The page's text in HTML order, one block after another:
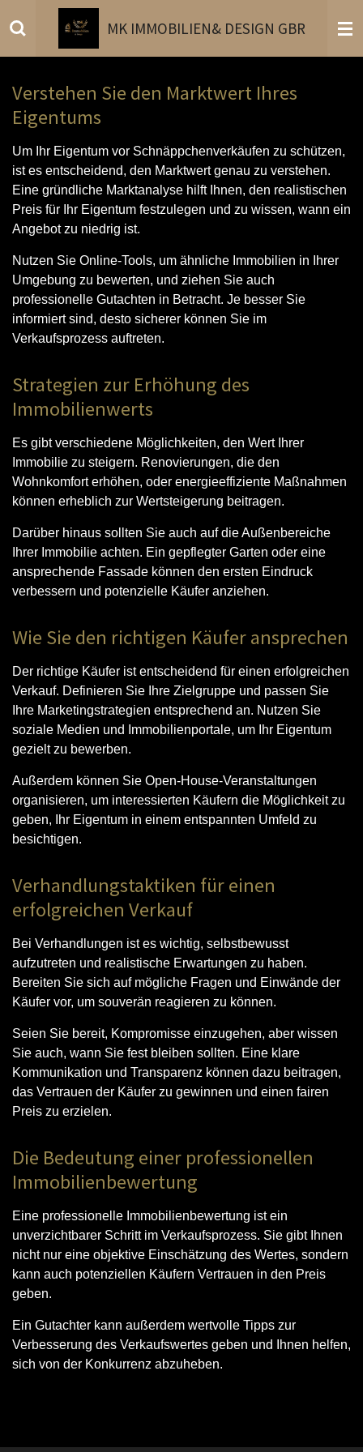
Hauptinhalt
MKIMMOBILIEN& DESIGN GBR
Verstehen Sie den Marktwert Ihres
Eigentums
Um Ihr Eigentum vor Schnäppchenverkäufen zu schützen,
ist es entscheidend, den Marktwert genau zu verstehen.
Eine gründliche Marktanalyse hilft Ihnen, den realistischen
Preis für Ihr Eigentum festzulegen und zu wissen, wann ein
Angebot zu niedrig ist.
Nutzen Sie Online-Tools, um ähnliche Immobilien in Ihrer
Umgebung zu bewerten, und ziehen Sie auch
professionelle Gutachten in Betracht. Je besser Sie
informiert sind, desto sicherer können Sie im
Verkaufsprozess auftreten.
Strategien zur Erhöhung des
Immobilienwerts
Es gibt verschiedene Möglichkeiten, den Wert Ihrer
Immobilie zu steigern. Renovierungen, die den
Wohnkomfort erhöhen, oder energieeffiziente Maßnahmen
können erheblich zur Wertsteigerung beitragen.
Darüber hinaus sollten Sie auch auf die Außenbereiche
Ihrer Immobilie achten. Ein gepflegter Garten oder eine
ansprechende Fassade können den ersten Eindruck
verbessern und potenzielle Käufer anziehen.
Wie Sie den richtigen Käufer ansprechen
Der richtige Käufer ist entscheidend für einen erfolgreichen
Verkauf. Definieren Sie Ihre Zielgruppe und passen Sie
Ihre Marketingstrategien entsprechend an. Nutzen Sie
soziale Medien und Immobilienportale, um Ihr Eigentum
gezielt zu bewerben.
Außerdem können Sie Open-House-Veranstaltungen
organisieren, um interessierten Käufern die Möglichkeit zu
geben, Ihr Eigentum in einem entspannten Umfeld zu
besichtigen.
Verhandlungstaktiken für einen
erfolgreichen Verkauf
Bei Verhandlungen ist es wichtig, selbstbewusst
aufzutreten und realistische Erwartungen zu haben.
Bereiten Sie sich auf mögliche Fragen und Einwände der
Käufer vor, um souverän reagieren zu können.
Seien Sie bereit, Kompromisse einzugehen, aber wissen
Sie auch, wann Sie fest bleiben sollten. Eine klare
Kommunikation und Transparenz können dazu beitragen,
das Vertrauen der Käufer zu gewinnen und einen fairen
Preis zu erzielen.
Die Bedeutung einer professionellen
Immobilienbewertung
Eine professionelle Immobilienbewertung ist ein
unverzichtbarer Schritt im Verkaufsprozess. Sie gibt Ihnen
nicht nur eine objektive Einschätzung des Wertes, sondern
kann auch potenziellen Käufern Vertrauen in den Preis
geben.
Ein Gutachter kann außerdem wertvolle Tipps zur
Verbesserung des Verkaufswertes geben und Ihnen helfen,
sich von der Konkurrenz abzuheben.